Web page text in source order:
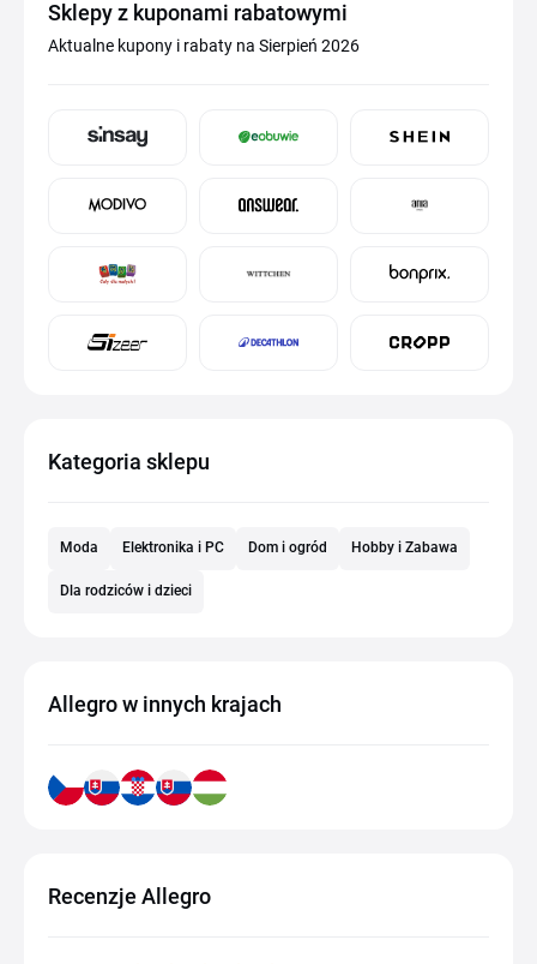
Sklepy z kuponami rabatowymi
Aktualne kupony i rabaty na Sierpień 2026
Kategoria sklepu
Moda Elektronika i PC Dom i ogród Hobby i Zabawa
Dla rodziców i dzieci
Allegro w innych krajach
Recenzje Allegro